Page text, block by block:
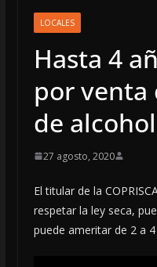
LOCALES
Hasta 4
por venta
de alcohol
27 agosto, 2020
El titular de la
respetar la ley seca,
puede ameritar de 2 a